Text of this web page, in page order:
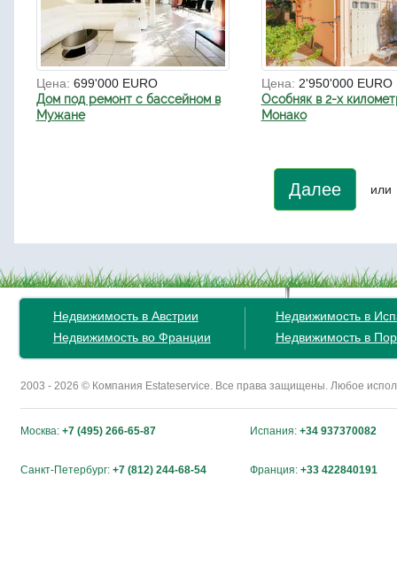
Цена: 699'000 EURO
Дом под ремонт с бассейном в
Мужане
Цена: 2'950'000 EURO
Особняк в 2-х
Монако
Далее или
Недвижимость в Австрии
Недвижимость во Франции
Недвижимость в
Недвижимость в
2003 - 2026 © Компания Estateservice. Все права защищены. Любое
Москва: +7 (495) 266-65-87 Испания: +34 937370082
Санкт-Петербург: +7 (812) 244-68-54 Франция: +33 422840191